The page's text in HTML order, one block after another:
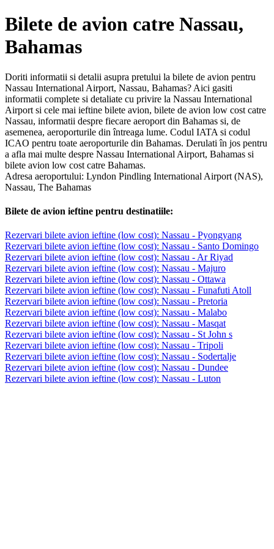
Bilete de avion catre Nassau,
Bahamas
Doriti informatii si detalii asupra pretului la bilete de avion pentru
Nassau International Airport, Nassau, Bahamas? Aici gasiti
informatii complete si detaliate cu privire la Nassau International
Airport si cele mai ieftine bilete avion, bilete de avion low cost catre
Nassau, informatii despre fiecare aeroport din Bahamas si, de
asemenea, aeroporturile din întreaga lume. Codul IATA si codul
ICAO pentru toate aeroporturile din Bahamas. Derulati în jos pentru
a afla mai multe despre Nassau International Airport, Bahamas si
bilete avion low cost catre Bahamas.
Adresa aeroportului: Lyndon Pindling International Airport (NAS),
Nassau, The Bahamas
Bilete de avion ieftine pentru destinatiile:
Rezervari bilete avion ieftine (low cost): Nassau - Pyongyang
Rezervari bilete avion ieftine (low cost): Nassau - Santo Domingo
Rezervari bilete avion ieftine (low cost): Nassau - Ar Riyad
Rezervari bilete avion ieftine (low cost): Nassau - Majuro
Rezervari bilete avion ieftine (low cost): Nassau - Ottawa
Rezervari bilete avion ieftine (low cost): Nassau - Funafuti Atoll
Rezervari bilete avion ieftine (low cost): Nassau - Pretoria
Rezervari bilete avion ieftine (low cost): Nassau - Malabo
Rezervari bilete avion ieftine (low cost): Nassau - Masqat
Rezervari bilete avion ieftine (low cost): Nassau - St John s
Rezervari bilete avion ieftine (low cost): Nassau - Tripoli
Rezervari bilete avion ieftine (low cost): Nassau - Sodertalje
Rezervari bilete avion ieftine (low cost): Nassau - Dundee
Rezervari bilete avion ieftine (low cost): Nassau - Luton